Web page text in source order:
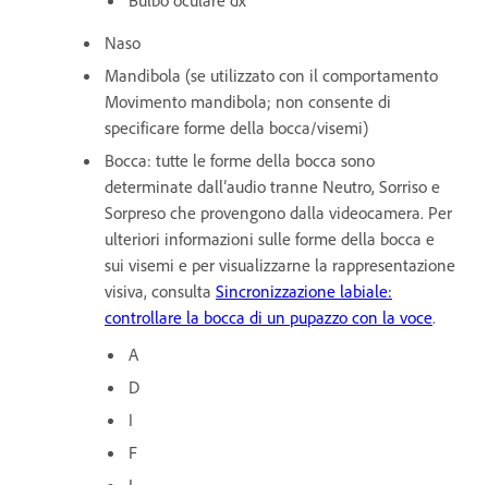
Naso
Mandibola (se utilizzato con il comportamento
Movimento mandibola; non consente di
specificare forme della bocca/visemi)
Bocca: tutte le forme della bocca sono
determinate dall’audio tranne Neutro, Sorriso e
Sorpreso che provengono dalla videocamera. Per
ulteriori informazioni sulle forme della bocca e
sui visemi e per visualizzarne la rappresentazione
visiva, consulta Sincronizzazione labiale:
controllare la bocca di un pupazzo con la voce.
A
D
I
F